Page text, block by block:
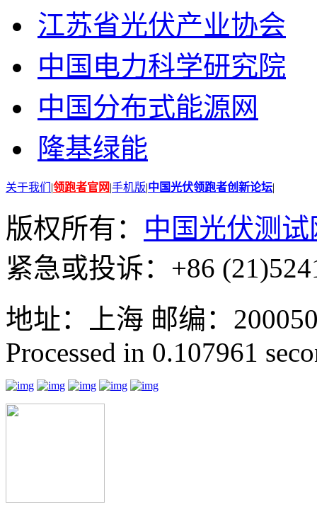
江苏省光伏产业协会
中国电力科学研究院
中国分布式能源网
隆基绿能
关于我们 |领跑者官网|手机版|中国光伏领跑者创新论坛|
版权所有： 中国光伏测试
紧急或投诉：+86
地址：上海 邮编：
Processed in 0.107961